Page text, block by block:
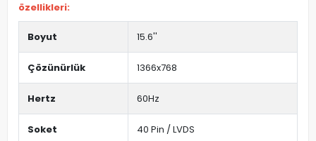
özellikleri:
Boyut 15.6''
Çözünürlük 1366x768
Hertz 60Hz
Soket 40 Pin / LVDS